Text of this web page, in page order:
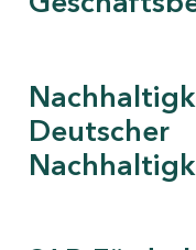
Deutscher